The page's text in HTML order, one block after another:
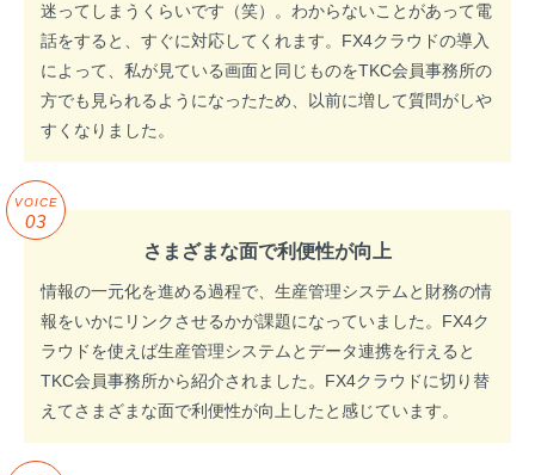
迷ってしまうくらいです（笑）。わからないことがあって電
話をすると、すぐに対応してくれます。FX4クラウドの導入
によって、私が見ている画面と同じものをTKC会員事務所の
方でも見られるようになったため、以前に増して質問がしや
すくなりました。
VOICE
03
さまざまな面で利便性が向上
情報の一元化を進める過程で、生産管理システムと財務の情
報をいかにリンクさせるかが課題になっていました。FX4ク
ラウドを使えば生産管理システムとデータ連携を行えると
TKC会員事務所から紹介されました。FX4クラウドに切り替
えてさまざまな面で利便性が向上したと感じています。